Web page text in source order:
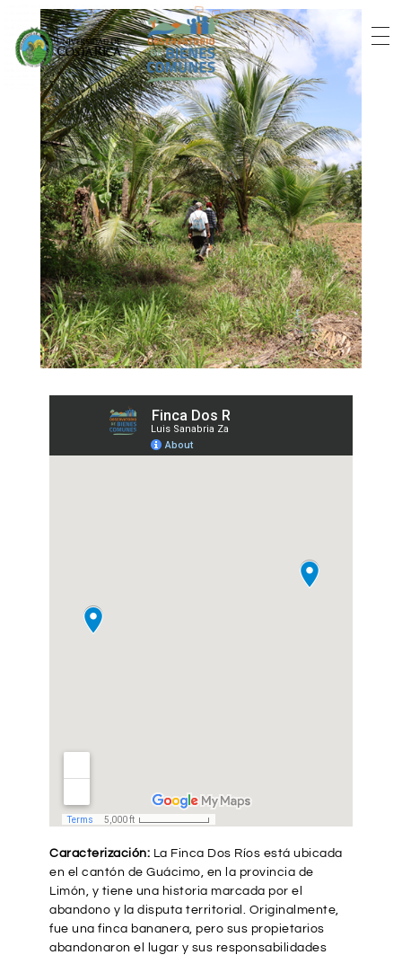
Caracterización: La Finca Dos Ríos está ubicada
en el cantón de Guácimo, en la provincia de
Limón, y tiene una historia marcada por el
abandono y la disputa territorial. Originalmente,
fue una finca bananera, pero sus propietarios
abandonaron el lugar y sus responsabilidades